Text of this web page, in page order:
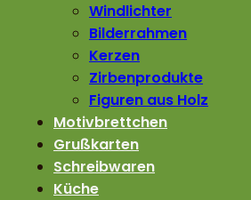
Windlichter
Bilderrahmen
Kerzen
Zirbenprodukte
Figuren aus Holz
Motivbrettchen
Grußkarten
Schreibwaren
Küche